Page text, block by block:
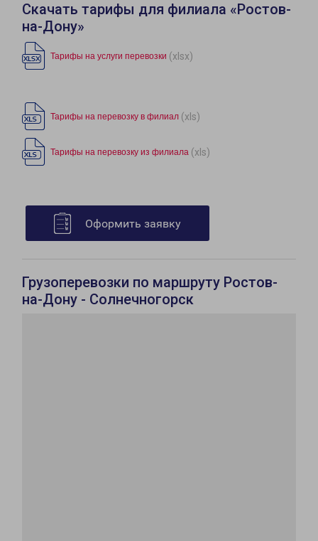
Скачать тарифы для филиала «Ростов-
на-Дону»
Тарифы на услуги перевозки (xlsx)
Тарифы на перевозку в филиал (xls)
Тарифы на перевозку из филиала (xls)
Оформить заявку
Грузоперевозки по маршруту Ростов-
на-Дону - Солнечногорск